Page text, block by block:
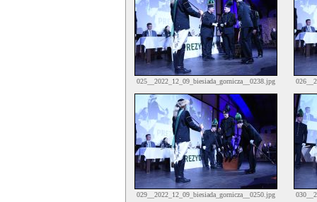
025__2022_12_09_biesiada_gornicza__0238.jpg
029__2022_12_09_biesiada_gornicza__0250.jpg